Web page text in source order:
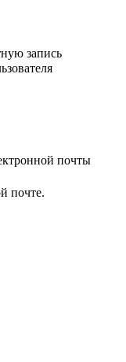
запись
почты
почте.